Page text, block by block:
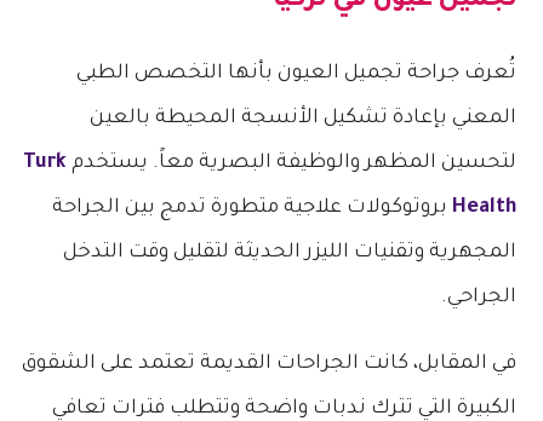
تُعرف جراحة تجميل العيون بأنها التخصص الطبي
المعني بإعادة تشكيل الأنسجة المحيطة بالعين
لتحسين المظهر والوظيفة البصرية معاً. يستخدمTurk
Health بروتوكولات علاجية متطورة تدمج بين الجراحة
المجهرية وتقنيات الليزر الحديثة لتقليل وقت التدخل
الجراحي.
في المقابل، كانت الجراحات القديمة تعتمد على الشقوق
الكبيرة التي تترك ندبات واضحة وتتطلب فترات تعافي